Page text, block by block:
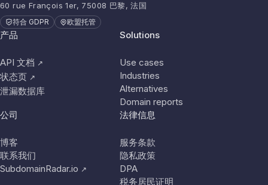
60 rue François 1er, 75008 巴黎, 法国
符合 GDPR 欧盟托管
产品
API 文档 ↗
状态页 ↗
泄漏数据库
Solutions
Use cases
Industries
Alternatives
Domain reports
公司
博客
联系我们
SubdomainRadar.io ↗
法律信息
服务条款
隐私政策
DPA
税务居民证明